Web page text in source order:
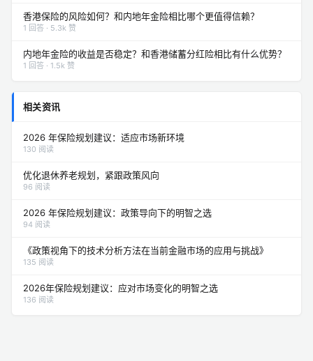
香港保险的风险如何？和内地年金险相比哪个更值得信赖？
1 回答 · 5.3k 赞
内地年金险的收益是否稳定？和香港储蓄分红险相比有什么优势？
1 回答 · 1.5k 赞
相关资讯
2026 年保险规划建议：适应市场新环境
130 阅读
优化退休养老规划，紧跟政策风向
96 阅读
2026 年保险规划建议：政策导向下的明智之选
94 阅读
《政策视角下的技术分析方法在当前金融市场的应用与挑战》
135 阅读
2026年保险规划建议：应对市场变化的明智之选
136 阅读